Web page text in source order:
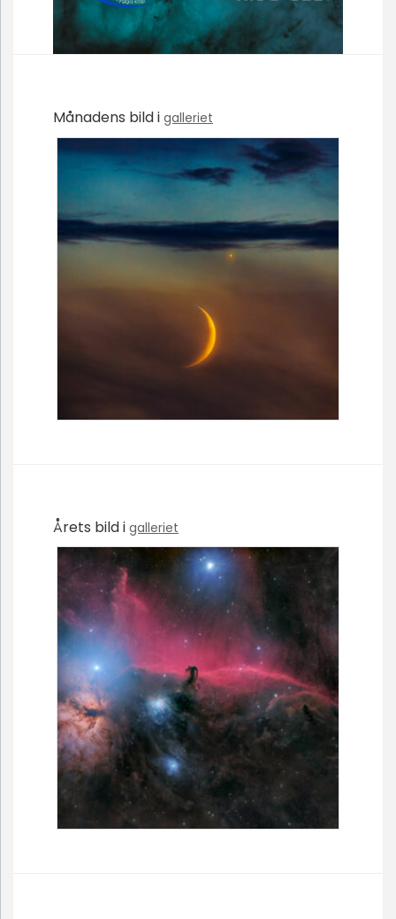
Månadens bild i galleriet
Årets bild i galleriet